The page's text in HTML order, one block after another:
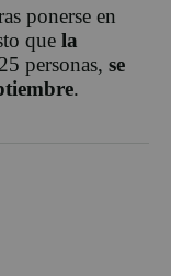
ponerse en
que la
personas, se
.